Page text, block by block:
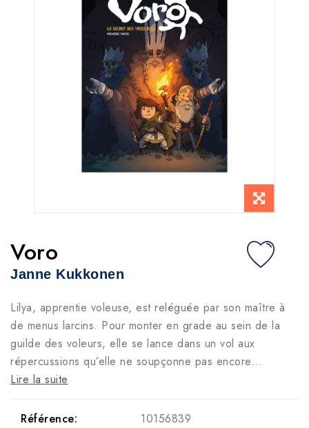
Voro
Janne Kukkonen
Lilya, apprentie voleuse, est reléguée par son maître à
de menus larcins. Pour monter en grade au sein de la
guilde des voleurs, elle se lance dans un vol aux
répercussions qu’elle ne soupçonne pas encore…
Lire la suite
Référence: 10156839